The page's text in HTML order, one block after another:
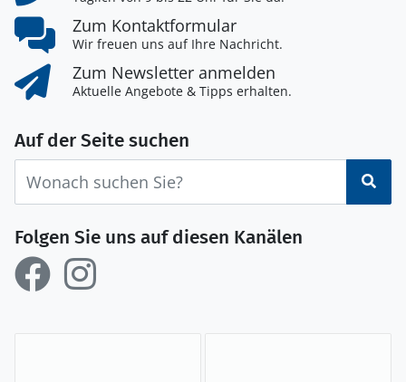
Zum Kontaktformular
Wir freuen uns auf Ihre Nachricht.
Zum Newsletter anmelden
Aktuelle Angebote & Tipps erhalten.
Auf der Seite suchen
Folgen Sie uns auf diesen Kanälen